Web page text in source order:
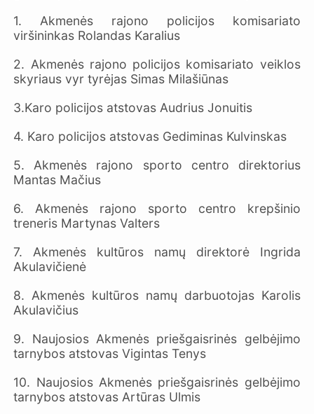
1. Akmenės rajono policijos komisariato
viršininkas Rolandas Karalius
2. Akmenės rajono policijos komisariato veiklos
skyriaus vyr tyrėjas Simas Milašiūnas
3.Karo policijos atstovas Audrius Jonuitis
4. Karo policijos atstovas Gediminas Kulvinskas
5. Akmenės rajono sporto centro direktorius
Mantas Mačius
6. Akmenės rajono sporto centro krepšinio
treneris Martynas Valters
7. Akmenės kultūros namų direktorė Ingrida
Akulavičienė
8. Akmenės kultūros namų darbuotojas Karolis
Akulavičius
9. Naujosios Akmenės priešgaisrinės gelbėjimo
tarnybos atstovas Vigintas Tenys
10. Naujosios Akmenės priešgaisrinės gelbėjimo
tarnybos atstovas Artūras Ulmis